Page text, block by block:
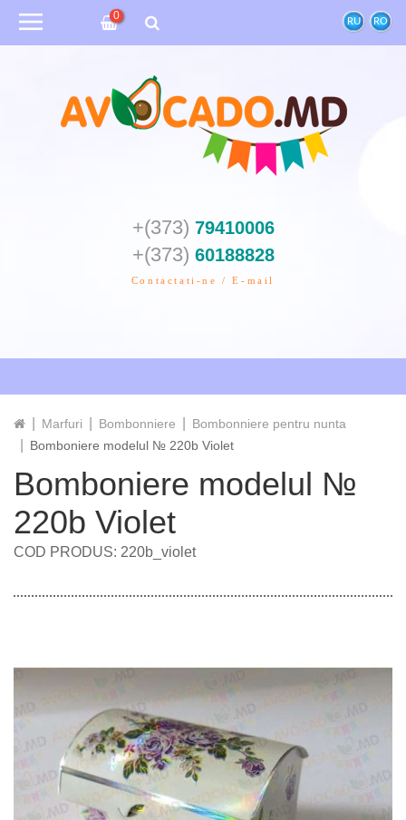
RU RO
0
+(373) 79410006
+(373) 60188828
Contactati-ne / E-mail
Marfuri Bombonniere
Bombonniere pentru nunta
Bomboniere modelul № 220b Violet
Bomboniere modelul №
220b Violet
COD PRODUS: 220b_violet